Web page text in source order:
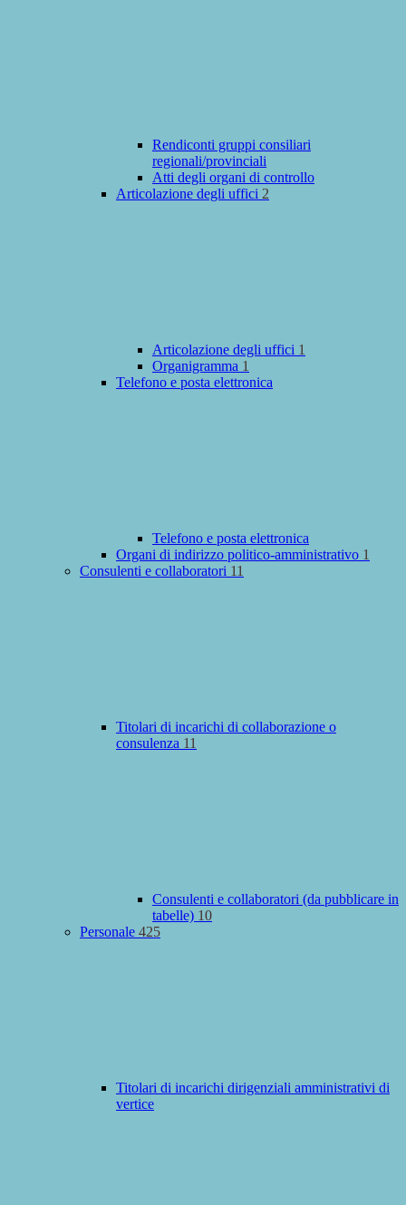
Rendiconti gruppi consiliari
regionali/provinciali
Atti degli organi di controllo
Articolazione degli uffici 2
Articolazione degli uffici 1
Organigramma 1
Telefono e posta elettronica
Telefono e posta elettronica
Organi di indirizzo politico-amministrativo 1
Consulenti e collaboratori 11
Titolari di incarichi di collaborazione o
consulenza 11
Consulenti e collaboratori (da pubblicare in
tabelle) 10
Personale 425
Titolari di incarichi dirigenziali amministrativi di
vertice